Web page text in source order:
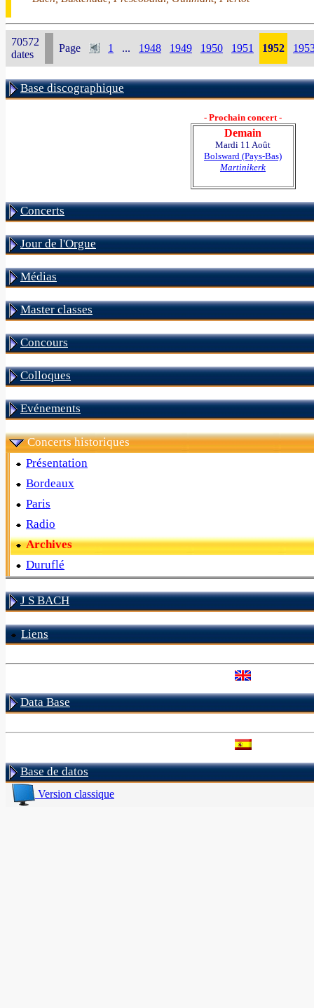
70572
dates
Page 1 ... 1948 1949 1950 1951 1952
Base discographique
- Prochain concert -
Demain
Mardi 11 Août
Bolsward (Pays-Bas)
Martinikerk
Concerts
Jour de l'Orgue
Médias
Master classes
Concours
Colloques
Evénements
Concerts historiques
Présentation
Bordeaux
Paris
Radio
Archives
Duruflé
J S BACH
Liens
Data Base
Base de datos
Version classique